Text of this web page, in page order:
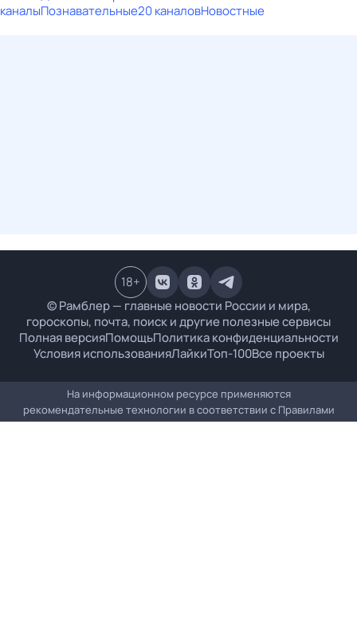
каналыПознавательные20 каналовНовостные
© Рамблер — главные новости России и мира,
гороскопы, почта, поиск и другие полезные сервисы
Полная версияПомощьПолитика конфиденциальности
Условия использованияЛайкиТоп-100Все проекты
18+
На информационном ресурсе применяются
рекомендательные технологии в соответствии с Правилами